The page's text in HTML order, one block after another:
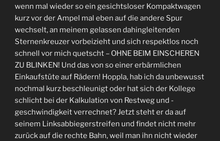
wenn mal wieder so ein gesichtsloser Kompaktwagen
kurz vor der Ampel mal eben auf die andere Spur
wechselt, an meinem gelassen dahingleitenden
Sternenkreuzer vorbeizieht und sich respektlos noch
schnell vor mich quetscht – OHNE BEIM EINSCHEREN
ZU BLINKEN! Und das von so einer erbärmlichen
Einkaufstüte auf Rädern! Hoppla, hab ich da unbewusst
nochmal kurz beschleunigt oder hat sich der Kollege
schlicht bei der Kalkulation von Restweg und -
geschwindigkeit verrechnet? Jetzt steht er da auf
seinem Linksabbiegerstreifen und findet nicht mehr
zurück auf die rechte Bahn, weil man ihn nicht wieder